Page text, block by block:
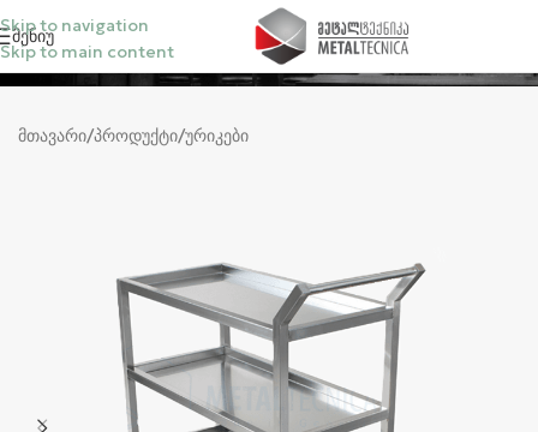
Skip to navigation
Skip to main content
Მენიუ
კატეგორიები
მთავარი/პროდუქტი/ურიკები